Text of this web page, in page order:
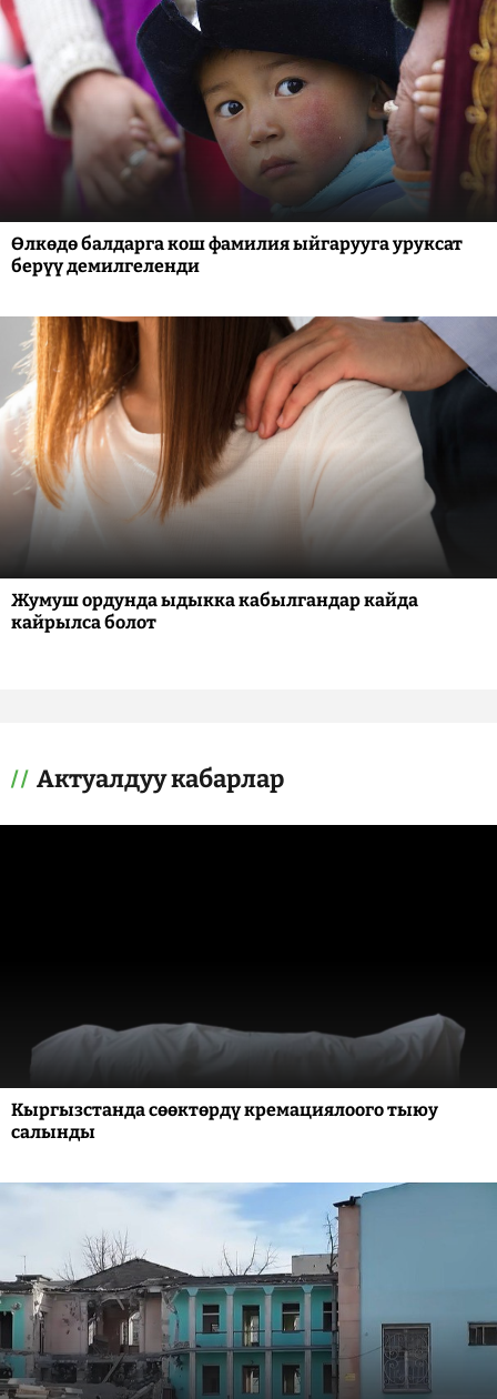
Өлкөдө балдарга кош фамилия ыйгарууга уруксат
берүү демилгеленди
Жумуш ордунда ыдыкка кабылгандар кайда
кайрылса болот
Актуалдуу кабарлар
Кыргызстанда сөөктөрдү кремациялоого тыюу
салынды